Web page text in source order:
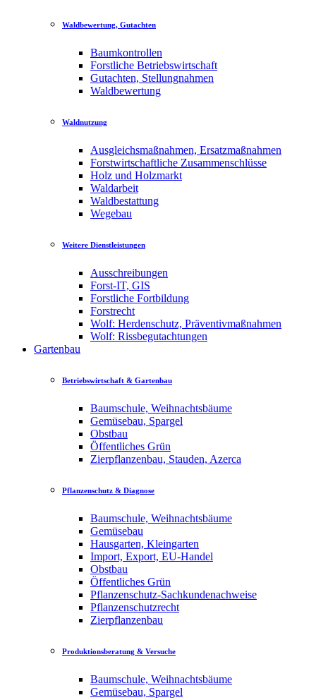
Waldbewertung, Gutachten
Baumkontrollen
Forstliche Betriebswirtschaft
Gutachten, Stellungnahmen
Waldbewertung
Waldnutzung
Ausgleichsmaßnahmen, Ersatzmaßnahmen
Forstwirtschaftliche Zusammenschlüsse
Holz und Holzmarkt
Waldarbeit
Waldbestattung
Wegebau
Weitere Dienstleistungen
Ausschreibungen
Forst-IT, GIS
Forstliche Fortbildung
Forstrecht
Wolf: Herdenschutz, Präventivmaßnahmen
Wolf: Rissbegutachtungen
Gartenbau
Betriebswirtschaft & Gartenbau
Baumschule, Weihnachtsbäume
Gemüsebau, Spargel
Obstbau
Öffentliches Grün
Zierpflanzenbau, Stauden, Azerca
Pflanzenschutz & Diagnose
Baumschule, Weihnachtsbäume
Gemüsebau
Hausgarten, Kleingarten
Import, Export, EU-Handel
Obstbau
Öffentliches Grün
Pflanzenschutz-Sachkundenachweise
Pflanzenschutzrecht
Zierpflanzenbau
Produktionsberatung & Versuche
Baumschule, Weihnachtsbäume
Gemüsebau, Spargel